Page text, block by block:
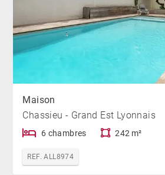
Maison
Chassieu - Grand Est Lyonnais
6 chambres 242 m²
REF. ALL8974